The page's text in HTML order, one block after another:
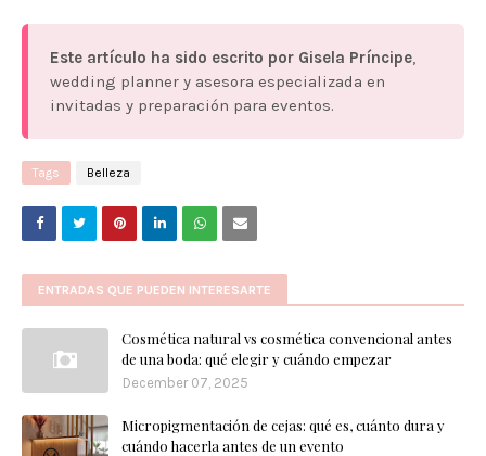
Este artículo ha sido escrito por Gisela Príncipe,
wedding planner y asesora especializada en
invitadas y preparación para eventos.
Tags Belleza
ENTRADAS QUE PUEDEN INTERESARTE
Cosmética natural vs cosmética convencional antes
de una boda: qué elegir y cuándo empezar
December 07, 2025
Micropigmentación de cejas: qué es, cuánto dura y
cuándo hacerla antes de un evento